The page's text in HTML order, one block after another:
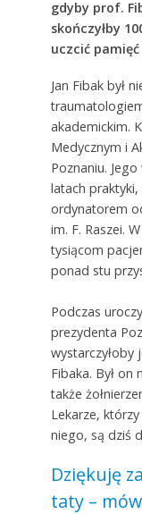
gdyby prof.
skończyłby
uczcić
Jan Fibak był
akademickim.
Medycznym i
Poznaniu.
latach
ordynatorem
im. F. Raszei.
tysiącom
ponad stu
Podczas
prezydenta
Fibaka. Był on
także
Lekarze,
niego, są dziś
Dziękuję
taty –